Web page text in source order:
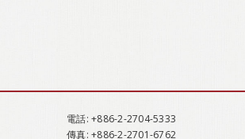
電話: +886-2-2704-5333
傳真: +886-2-2701-6762